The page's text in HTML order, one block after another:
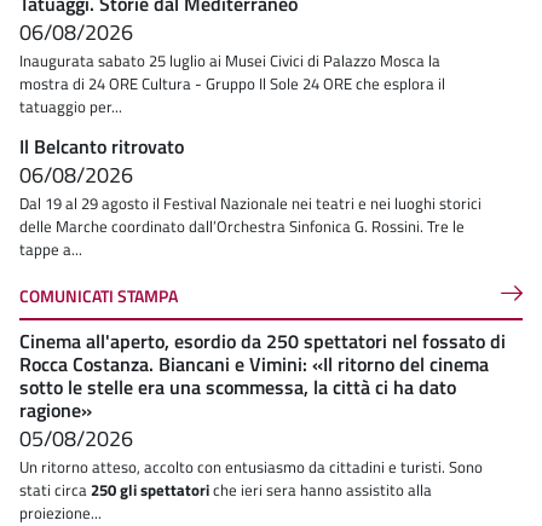
06/08/2026
Inaugurata sabato 25 luglio ai Musei Civici di Palazzo Mosca la
mostra di 24 ORE Cultura - Gruppo Il Sole 24 ORE che esplora il
tatuaggio per...
Il Belcanto ritrovato
06/08/2026
Dal 19 al 29 agosto il Festival Nazionale nei teatri e nei luoghi storici
delle Marche coordinato dall’Orchestra Sinfonica G. Rossini. Tre le
tappe a...
COMUNICATI STAMPA
Cinema all'aperto, esordio da 250 spettatori nel fossato di
Rocca Costanza. Biancani e Vimini: «Il ritorno del cinema
sotto le stelle era una scommessa, la città ci ha dato
ragione»
05/08/2026
Un ritorno atteso, accolto con entusiasmo da cittadini e turisti. Sono
stati circa250 gli spettatoriche ieri sera hanno assistito alla
proiezione...